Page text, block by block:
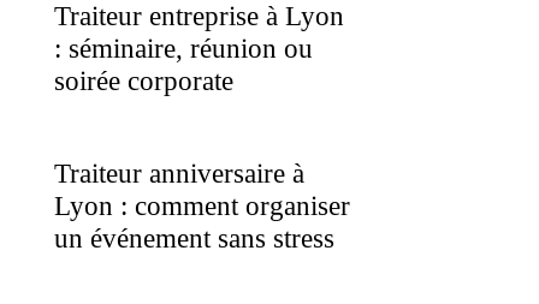
Traiteur entreprise à Lyon
: séminaire, réunion ou
soirée corporate
Traiteur anniversaire à
Lyon : comment organiser
un événement sans stress